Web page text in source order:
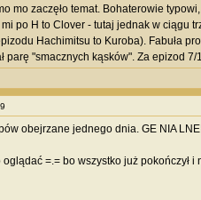
mo zaczęło temat. Bohaterowie
po H to Clover - tutaj jednak w ciągu
Hachimitsu to Kuroba). Fabuła
parę "smacznych kąsków". Za epizod 7/
obejrzane jednego dnia. GE NIA
oglądać =.= bo wszystko już pokończył